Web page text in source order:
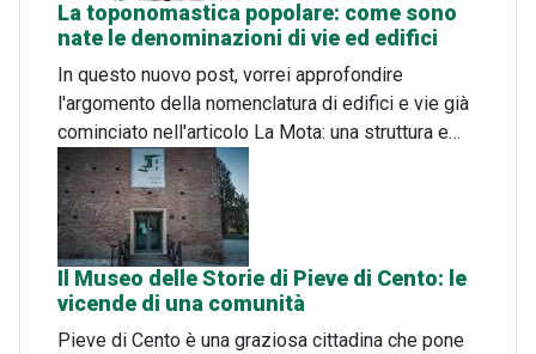
La toponomastica popolare: come sono
nate le denominazioni di vie ed edifici
In questo nuovo post, vorrei approfondire
l'argomento della nomenclatura di edifici e vie già
cominciato nell'articolo La Mota: una struttura e…
Il Museo delle Storie di Pieve di Cento: le
vicende di una comunità
Pieve di Cento è una graziosa cittadina che pone